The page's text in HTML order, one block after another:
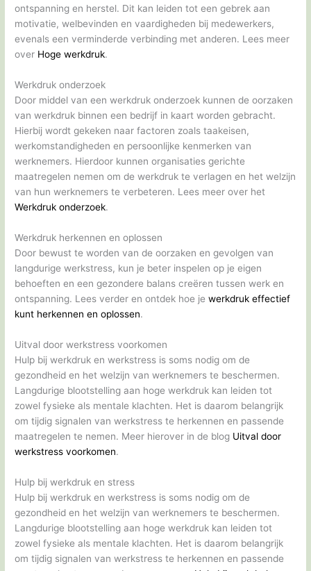
ontspanning en herstel. Dit kan leiden tot een gebrek aan
motivatie, welbevinden en vaardigheden bij medewerkers,
evenals een verminderde verbinding met anderen. Lees meer
over Hoge werkdruk.
Werkdruk onderzoek
Door middel van een werkdruk onderzoek kunnen de oorzaken
van werkdruk binnen een bedrijf in kaart worden gebracht.
Hierbij wordt gekeken naar factoren zoals taakeisen,
werkomstandigheden en persoonlijke kenmerken van
werknemers. Hierdoor kunnen organisaties gerichte
maatregelen nemen om de werkdruk te verlagen en het welzijn
van hun werknemers te verbeteren. Lees meer over het
Werkdruk onderzoek.
Werkdruk herkennen en oplossen
Door bewust te worden van de oorzaken en gevolgen van
langdurige werkstress, kun je beter inspelen op je eigen
behoeften en een gezondere balans creëren tussen werk en
ontspanning. Lees verder en ontdek hoe jewerkdruk effectief
kunt herkennen en oplossen.
Uitval door werkstress voorkomen
Hulp bij werkdruk en werkstress is soms nodig om de
gezondheid en het welzijn van werknemers te beschermen.
Langdurige blootstelling aan hoge werkdruk kan leiden tot
zowel fysieke als mentale klachten. Het is daarom belangrijk
om tijdig signalen van werkstress te herkennen en passende
maatregelen te nemen. Meer hierover in de blog Uitval door
werkstress voorkomen.
Hulp bij werkdruk en stress
Hulp bij werkdruk en werkstress is soms nodig om de
gezondheid en het welzijn van werknemers te beschermen.
Langdurige blootstelling aan hoge werkdruk kan leiden tot
zowel fysieke als mentale klachten. Het is daarom belangrijk
om tijdig signalen van werkstress te herkennen en passende